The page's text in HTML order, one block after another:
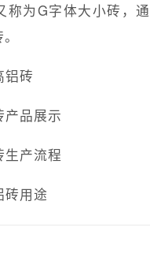
称为G字体大小砖，通